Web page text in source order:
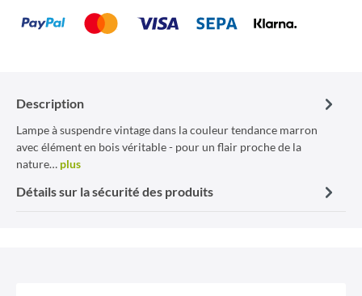
Description
Lampe à suspendre vintage dans la couleur tendance marron
avec élément en bois véritable - pour un flair proche de la
nature… plus
Détails sur la sécurité des produits